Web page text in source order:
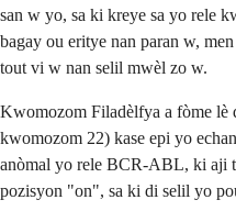
san w yo, sa ki kreye sa yo rele
bagay ou eritye nan paran w,
tout vi w nan selil mwèl zo w.
Kwomozom Filadèlfya a fòme
kwomozom 22) kase epi yo
anòmal yo rele BCR-ABL, ki aji
pozisyon "on", sa ki di selil yo